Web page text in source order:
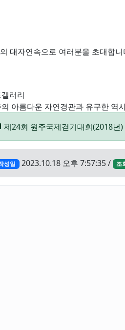
대자연속으로 여러분을 초대합니
러리
아름다운 자연경관과 유구한 역
제24회 원주국제걷기대회(2018년)
성일 2023.10.18 오후 7:57:35 / 조